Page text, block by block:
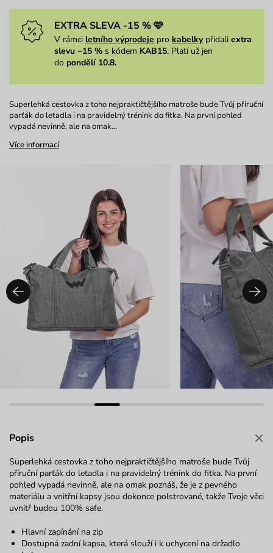
EXTRA SLEVA -15 % 🩷
V rámci letního výprodeje pro kabelkypřidali extra
slevu −15 % s kódem KAB15. Platí už jen
do pondělí 10.8.
Superlehká cestovka z toho nejpraktičtějšího matroše bude Tvůj příruční
parťák do letadla i na pravidelný trénink do fitka. Na první pohled
vypadá nevinně, ale na omak…
Více informací
Popis
Superlehká cestovka z toho nejpraktičtějšího matroše bude Tvůj
příruční parťák do letadla i na pravidelný trénink do fitka. Na první
pohled vypadá nevinně, ale na omak poznáš, že je z pevného
materiálu a vnitřní kapsy jsou dokonce polstrované, takže Tvoje věci
uvnitř budou 100% safe.
Hlavní zapínání na zip
Dostupná zadní kapsa, která slouží i k uchycení na držadlo